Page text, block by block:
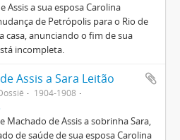
Assis a sua esposa Carolina
de Petrópolis para o Rio de
casa, anunciando o fim de sua
incompleta.
Assis a Sara Leitão
1904-1908
Machado de Assis a sobrinha Sara,
de saúde de sua esposa Carolina